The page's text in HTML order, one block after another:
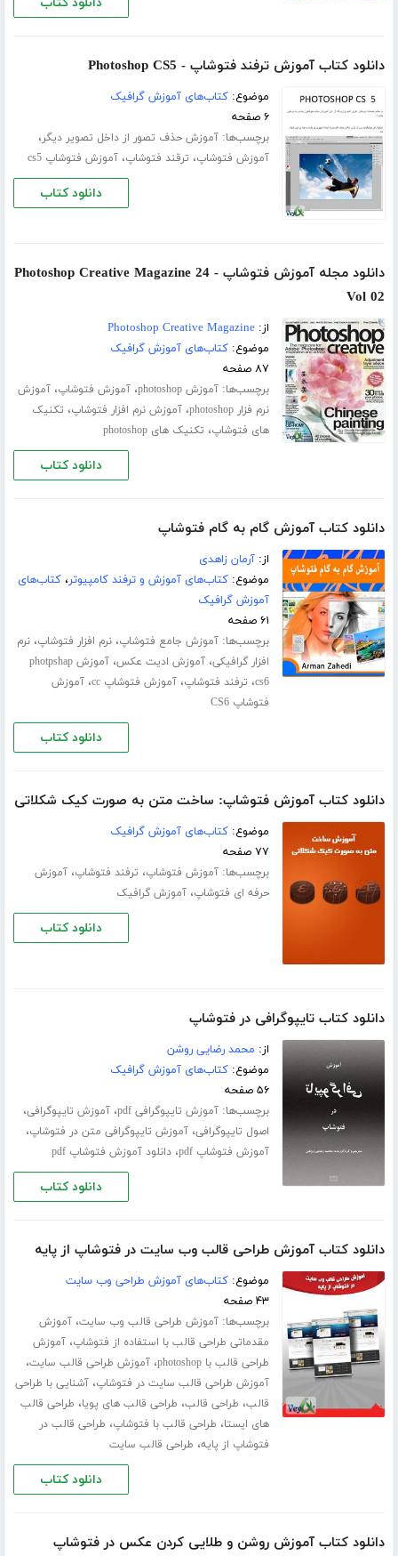
دانلود کتاب آموزش ترفند فتوشاپ - Photoshop CS5
موضوع:کتاب‌های آموزش گرافیک
۶ صفحه
برچسب‌ها:آموزش حذف تصور از داخل تصویر دیگر،
آموزش فتوشاپ، ترقند فتوشاپ،آموزش فتوشاپ cs5
دانلود کتاب
دانلود مجله آموزش فتوشاپ Photoshop Creative Magazine 24 -
Vol 02
از:Photoshop Creative Magazine
موضوع:کتاب‌های آموزش گرافیک
۸۷ صفحه
برچسب‌ها:آموزش photoshop ،آموزش فتوشاپ،آموزش
نرم فزار photoshop
،آموزش نرم افزار فتوشاپ، تکنیک
های فتوشاپ، تکنیک های photoshop
دانلود کتاب
دانلود کتاب آموزش گام به گام فتوشاپ
از:آرمان زاهدی
موضوع:کتاب‌های آموزش و ترفند کامپیوتر،کتاب‌های
آموزش گرافیک
۶۱ صفحه
برچسب‌ها:آموزش جامع فتوشاپ،نرم افزار فتوشاپ،نرم
افزار گرافیکی،آموزش ادیت عکس،
آموزش photpshap
cs6، ترفند فتوشاپ،آموزش فتوشاپ cc ،آموزش
فتوشاپ CS6
دانلود کتاب
دانلود کتاب آموزش فتوشاپ: ساخت متن به صورت کیک شکلاتی
موضوع:کتاب‌های آموزش گرافیک
۷۷ صفحه
برچسب‌ها:آموزش فتوشاپ، ترفند فتوشاپ،آموزش
حرفه ای فتوشاپ،آموزش گرافیک
دانلود کتاب
دانلود کتاب تایپوگرافی در فتوشاپ
از: محمد رضایی روشن
موضوع:کتاب‌های آموزش گرافیک
۵۶ صفحه
برچسب‌ها:آموزش تایپوگرافی pdf ،آموزش تایپوگرافی،
اصول تایپوگرافی،آموزش تایپوگرافی متن در فتوشاپ،
آموزش فتوشاپ pdf ،دانلود آموزش فتوشاپ pdf
دانلود کتاب
دانلود کتاب آموزش طراحی قالب وب سایت در فتوشاپ از پایه
موضوع:کتاب‌های آموزش طراحی وب سایت
۴۳ صفحه
برچسب‌ها:آموزش طراحی قالب وب سایت،آموزش
مقدماتی طراحی قالب با استفاده از فتوشاپ،آموزش
طراحی قالب با photoshop
،آموزش طراحی قالب سایت،
آموزش طراحی قالب سایت در فتوشاپ،آشنایی با طراحی
قالب، طراحی قالب، طراحی قالب های پویا، طراحی قالب
های ایستا، طراحی قالب با فتوشاپ، طراحی قالب در
فتوشاپ از پایه، طراحی قالب سایت
دانلود کتاب
دانلود کتاب آموزش روشن و طلایی کردن عکس در فتوشاپ